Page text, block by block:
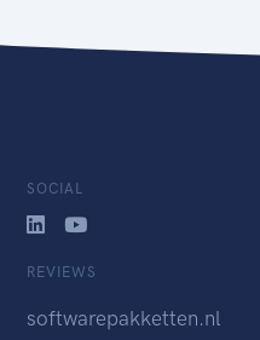
SOCIAL
REVIEWS
softwarepakketten.nl